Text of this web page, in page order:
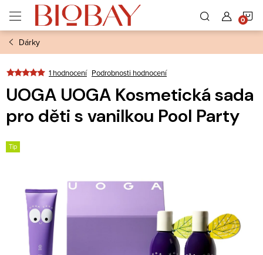
obsah
Dárky
1 hodnocení Podrobnosti hodnocení
UOGA UOGA Kosmetická sada
pro děti s vanilkou Pool Party
Tip